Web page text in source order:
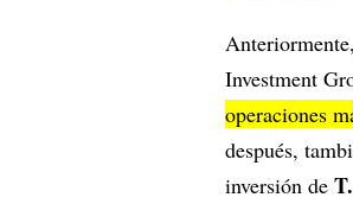
Investment
operaciones
después,
inversión de